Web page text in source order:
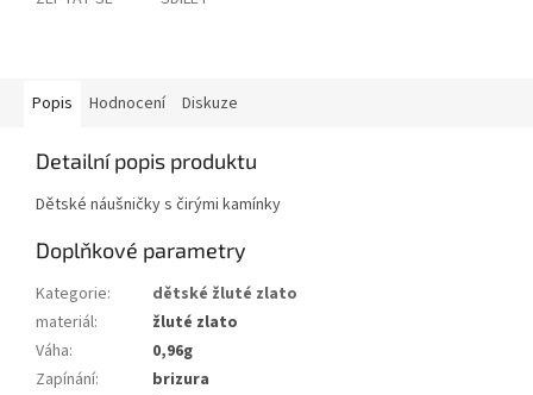
Popis Hodnocení Diskuze
Detailní popis produktu
Dětské náušničky s čirými kamínky
Doplňkové parametry
Kategorie:
dětské žluté zlato
materiál:
žluté zlato
Váha:
0,96g
Zapínání:
brizura